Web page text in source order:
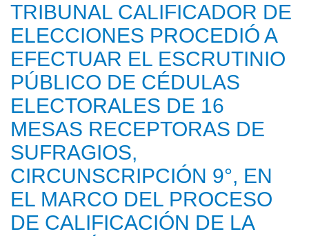
TRIBUNAL CALIFICADOR DE
ELECCIONES PROCEDIÓ A
EFECTUAR EL ESCRUTINIO
PÚBLICO DE CÉDULAS
ELECTORALES DE 16
MESAS RECEPTORAS DE
SUFRAGIOS,
CIRCUNSCRIPCIÓN 9°, EN
EL MARCO DEL PROCESO
DE CALIFICACIÓN DE LA